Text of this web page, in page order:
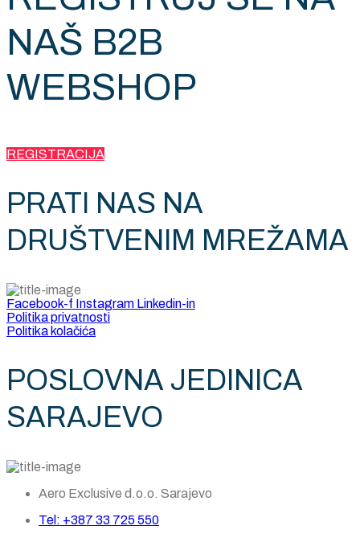
NAŠ B2B
WEBSHOP
REGISTRACIJA
PRATI NAS NA
DRUŠTVENIM MREŽAMA
Facebook-f Instagram Linkedin-in
Politika privatnosti
Politika kolačića
POSLOVNA JEDINICA
SARAJEVO
Aero Exclusive d.o.o. Sarajevo
Tel: +387 33 725 550